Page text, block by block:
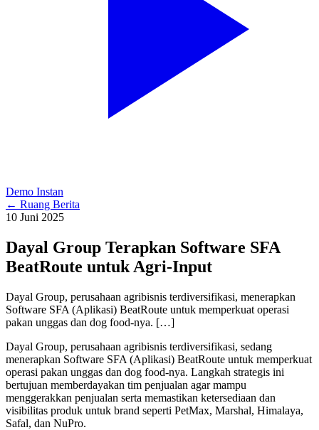
Demo Instan
← Ruang Berita
10 Juni 2025
Dayal Group Terapkan Software SFA
BeatRoute untuk Agri-Input
Dayal Group, perusahaan agribisnis terdiversifikasi, menerapkan
Software SFA (Aplikasi) BeatRoute untuk memperkuat operasi
pakan unggas dan dog food-nya. […]
Dayal Group, perusahaan agribisnis terdiversifikasi, sedang
menerapkan Software SFA (Aplikasi) BeatRoute untuk memperkuat
operasi pakan unggas dan dog food-nya. Langkah strategis ini
bertujuan memberdayakan tim penjualan agar mampu
menggerakkan penjualan serta memastikan ketersediaan dan
visibilitas produk untuk brand seperti PetMax, Marshal, Himalaya,
Safal, dan NuPro.